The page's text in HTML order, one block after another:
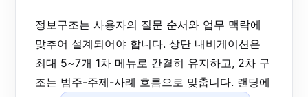
정보구조는 사용자의 질문 순서와 업무 맥락에
맞추어 설계되어야 합니다. 상단 내비게이션은
최대 5~7개 1차 메뉴로 간결히 유지하고, 2차 구
조는 범주-주제-사례 흐름으로 맞춥니다. 랜딩에